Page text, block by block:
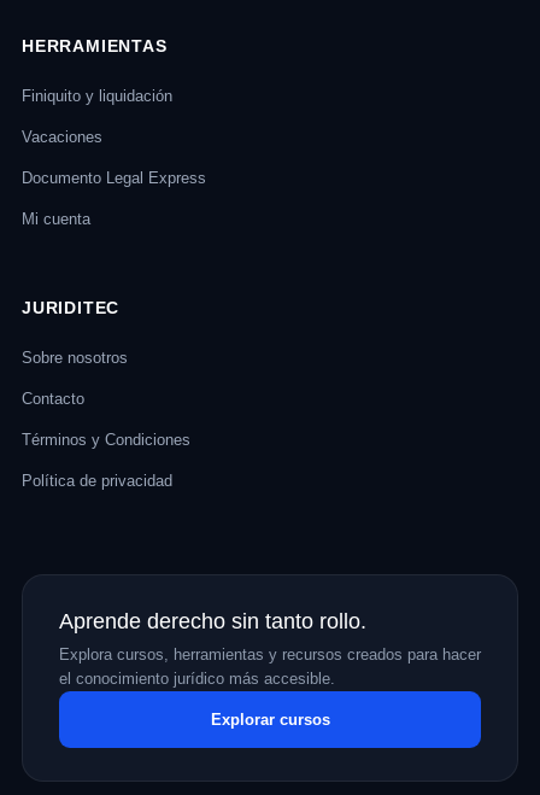
HERRAMIENTAS
Finiquito y liquidación
Vacaciones
Documento Legal Express
Mi cuenta
JURIDITEC
Sobre nosotros
Contacto
Términos y Condiciones
Política de privacidad
Aprende derecho sin tanto rollo.
Explora cursos, herramientas y recursos creados para hacer
el conocimiento jurídico más accesible.
Explorar cursos